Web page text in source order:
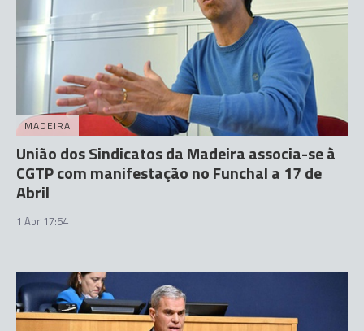
MADEIRA
União dos Sindicatos da Madeira associa-se à
CGTP com manifestação no Funchal a 17 de
Abril
1 Abr 17:54